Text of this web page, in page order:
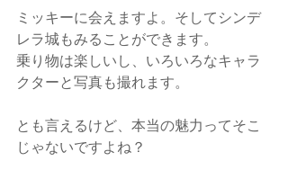
ミッキーに会えますよ。そしてシンデ
レラ城もみることができます。
乗り物は楽しいし、いろいろなキャラ
クターと写真も撮れます。
とも言えるけど、本当の魅力ってそこ
じゃないですよね？